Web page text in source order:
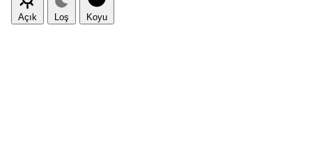
Açık Loş Koyu